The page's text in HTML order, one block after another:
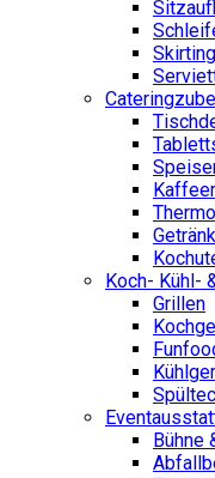
Koch- Kühl-
Grillen
Bühne